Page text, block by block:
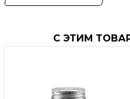
С ЭТИМ